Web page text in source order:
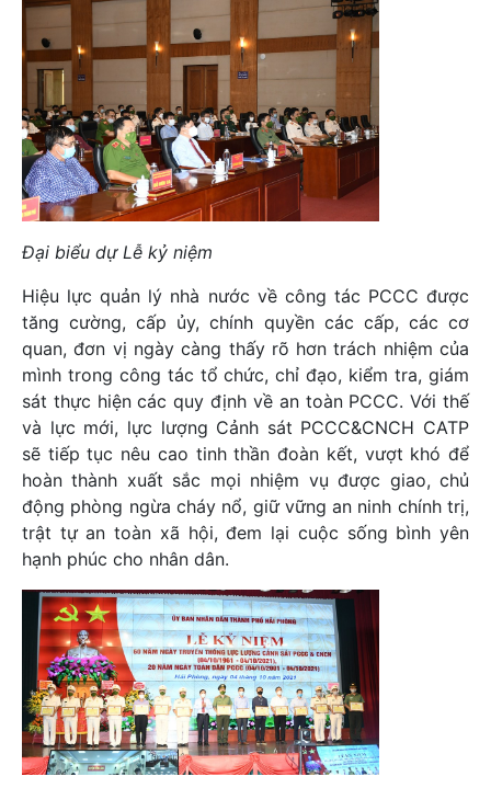
Đại biểu dự Lễ kỷ niệm
Hiệu lực quản lý nhà nước về công tác PCCC được
tăng cường, cấp ủy, chính quyền các cấp, các cơ
quan, đơn vị ngày càng thấy rõ hơn trách nhiệm của
mình trong công tác tổ chức, chỉ đạo, kiểm tra, giám
sát thực hiện các quy định về an toàn PCCC. Với thế
và lực mới, lực lượng Cảnh sát PCCC&CNCH CATP
sẽ tiếp tục nêu cao tinh thần đoàn kết, vượt khó để
hoàn thành xuất sắc mọi nhiệm vụ được giao, chủ
động phòng ngừa cháy nổ, giữ vững an ninh chính trị,
trật tự an toàn xã hội, đem lại cuộc sống bình yên
hạnh phúc cho nhân dân.